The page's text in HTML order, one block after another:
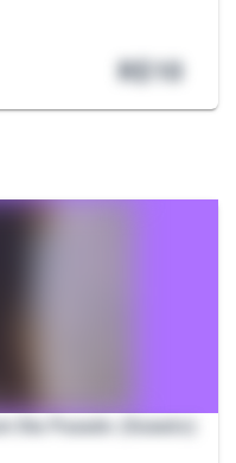
R$10
Dia Puxado (Guiado)